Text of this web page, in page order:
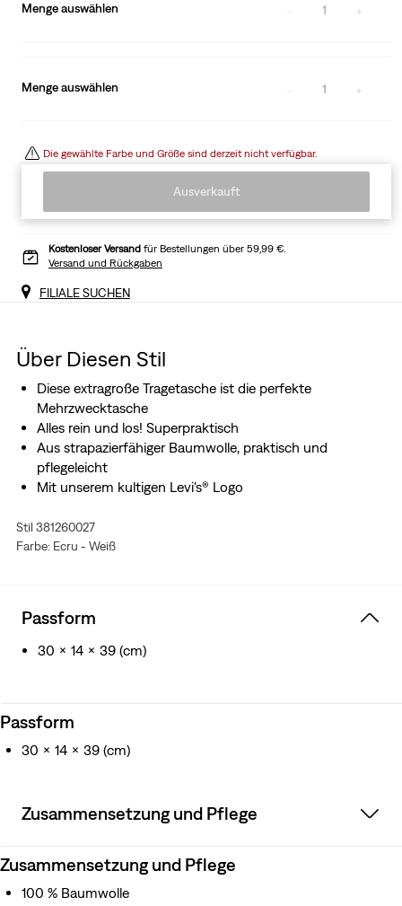
Menge auswählen 1
Menge auswählen 1
Die gewählte Farbe und Größe sind derzeit nicht verfügbar.
Ausverkauft
Kostenloser Versand für Bestellungen über 59,99 €.
Versand und Rückgaben
FILIALE SUCHEN
Über Diesen Stil
Diese extragroße Tragetasche ist die perfekte
Mehrzwecktasche
Alles rein und los! Superpraktisch
Aus strapazierfähiger Baumwolle, praktisch und
pflegeleicht
Mit unserem kultigen Levi's® Logo
Stil 381260027
Farbe: Ecru - Weiß
Passform
30 x 14 x 39 (cm)
Passform
30 x 14 x 39 (cm)
Zusammensetzung und Pflege
Zusammensetzung und Pflege
100 % Baumwolle